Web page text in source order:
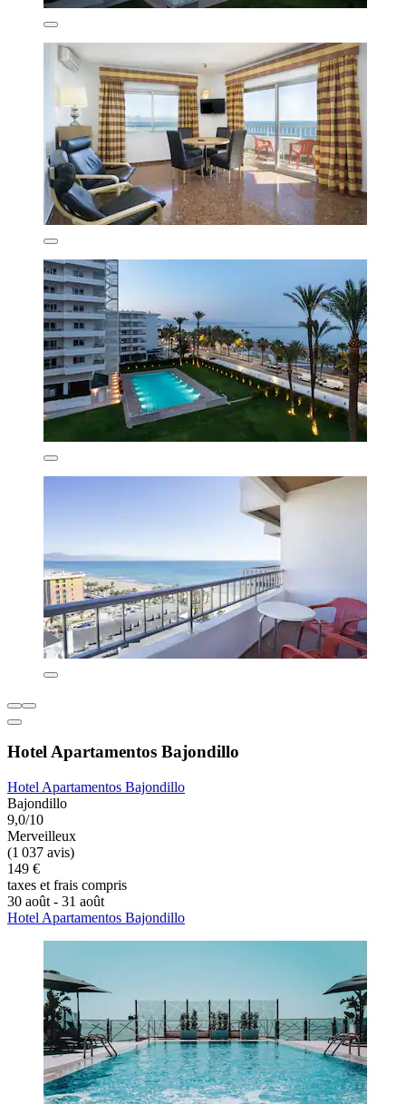
Hotel Apartamentos Bajondillo
Hotel Apartamentos Bajondillo
Bajondillo
9,0/10
Merveilleux
(1 037 avis)
149 €
taxes et frais compris
30 août - 31 août
Hotel Apartamentos Bajondillo